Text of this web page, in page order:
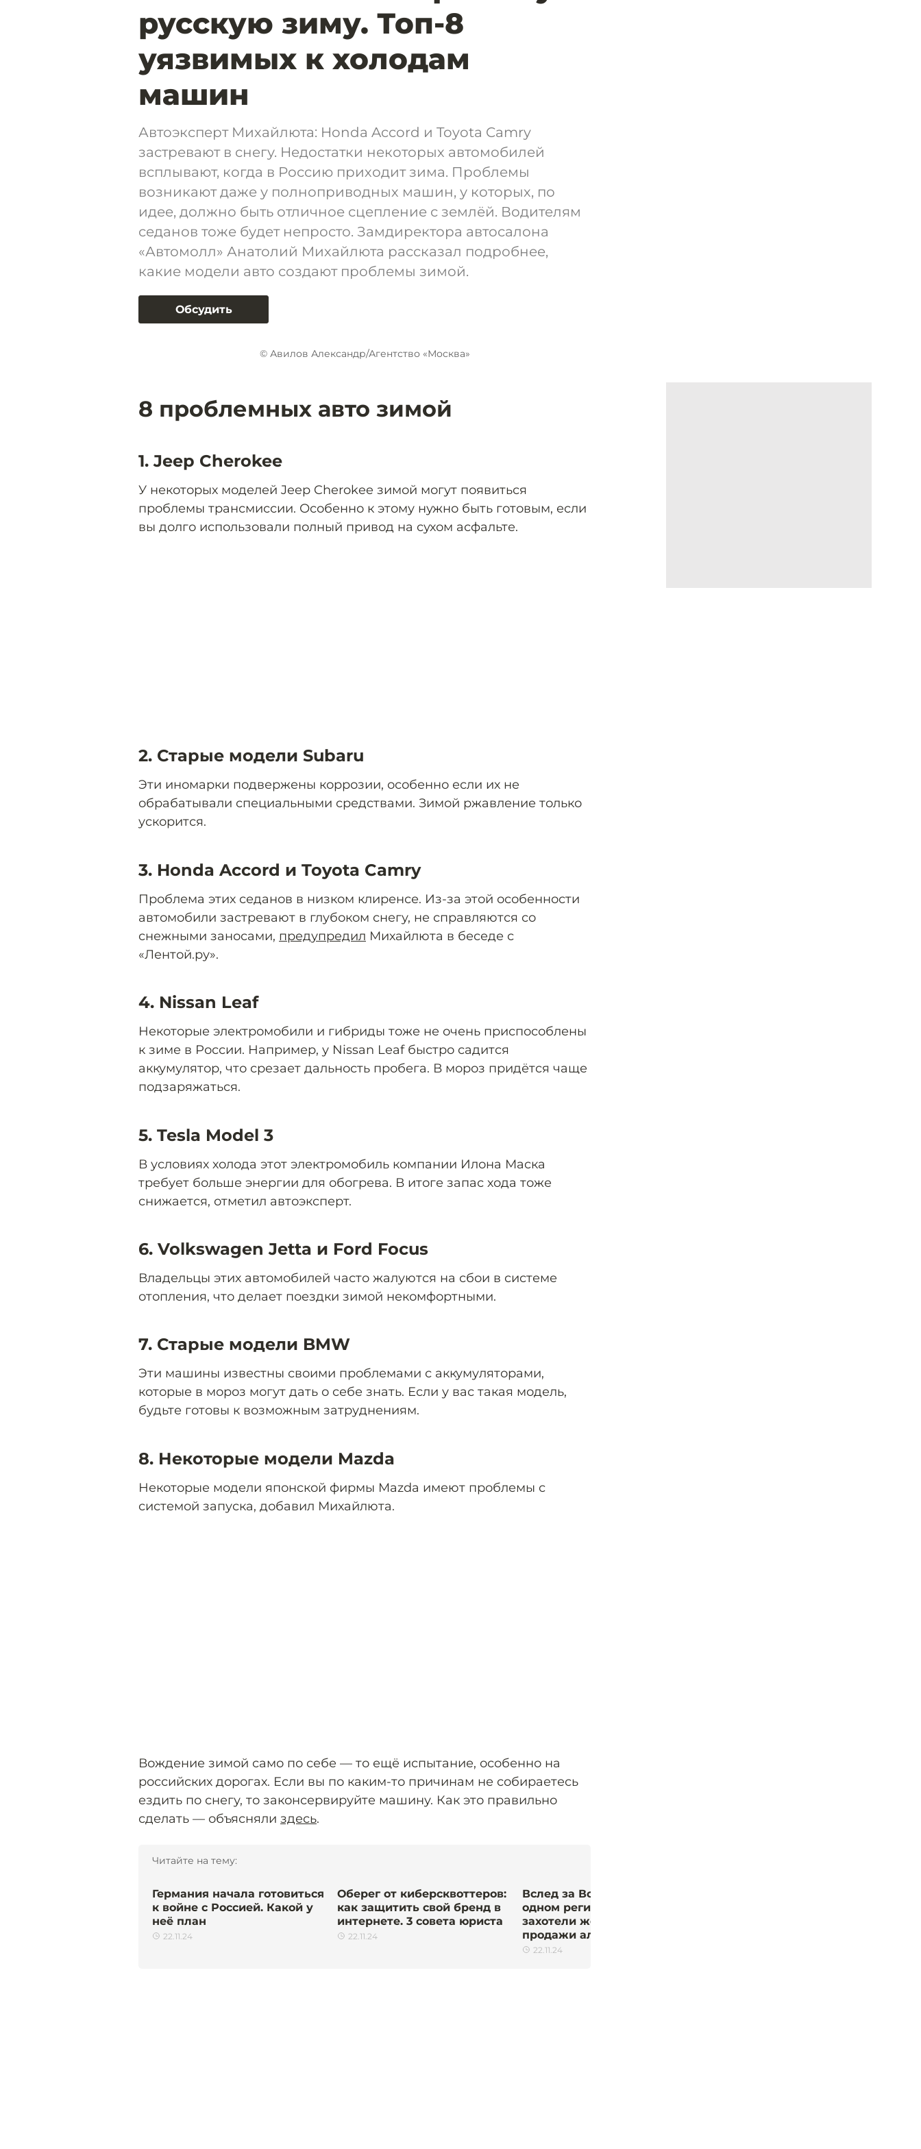
русскую зиму. Топ-8
уязвимых к холодам
машин
Автоэксперт Михайлюта: Honda Accord и Toyota Camry
застревают в снегу. Недостатки некоторых автомобилей
всплывают, когда в Россию приходит зима. Проблемы
возникают даже у полноприводных машин, у которых, по
идее, должно быть отличное сцепление с землёй. Водителям
седанов тоже будет непросто. Замдиректора автосалона
«Автомолл» Анатолий Михайлюта рассказал подробнее,
какие модели авто создают проблемы зимой.
Обсудить
© Авилов Александр/Агентство «Москва»
8 проблемных авто зимой
1. Jeep Cherokee
У некоторых моделей Jeep Cherokee зимой могут появиться
проблемы трансмиссии. Особенно к этому нужно быть готовым, если
вы долго использовали полный привод на сухом асфальте.
2. Старые модели Subaru
Эти иномарки подвержены коррозии, особенно если их не
обрабатывали специальными средствами. Зимой ржавление только
ускорится.
3. Honda Accord и Toyota Camry
Проблема этих седанов в низком клиренсе. Из-за этой особенности
автомобили застревают в глубоком снегу, не справляются со
снежными заносами, предупредил Михайлюта в беседе с
«Лентой.ру».
4. Nissan Leaf
Некоторые электромобили и гибриды тоже не очень приспособлены
к зиме в России. Например, у Nissan Leaf быстро садится
аккумулятор, что срезает дальность пробега. В мороз придётся чаще
подзаряжаться.
5. Tesla Model 3
В условиях холода этот электромобиль компании Илона Маска
требует больше энергии для обогрева. В итоге запас хода тоже
снижается, отметил автоэксперт.
6. Volkswagen Jetta и Ford Focus
Владельцы этих автомобилей часто жалуются на сбои в системе
отопления, что делает поездки зимой некомфортными.
7. Старые модели BMW
Эти машины известны своими проблемами с аккумуляторами,
которые в мороз могут дать о себе знать. Если у вас такая модель,
будьте готовы к возможным затруднениям.
8. Некоторые модели Mazda
Некоторые модели японской фирмы Mazda имеют проблемы с
системой запуска, добавил Михайлюта.
Вождение зимой само по себе — то ещё испытание, особенно на
российских дорогах. Если вы по каким-то причинам не собираетесь
ездить по снегу, то законсервируйте машину. Как это правильно
сделать — объясняли здесь.
Читайте на тему:
Германия начала готовиться
к войне с Россией. Какой у
неё план
22.11.24
Оберег от киберсквоттеров:
как защитить свой бренд в
интернете. 3 совета юриста
22.11.24
Вслед за Вологдой: ещё в
одном регионе России
захотели жёстко ограничить
продажи алкоголя
22.11.24